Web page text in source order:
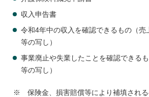
収入申告書
令和4年中の収入を確認できるもの（売
等の写し）
事業廃止や失業したことを確認できる
等の写し）
※ 保険金、損害賠償等により補填される